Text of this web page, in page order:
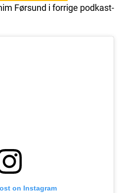
Førsund i forrige podkast-
on Instagram